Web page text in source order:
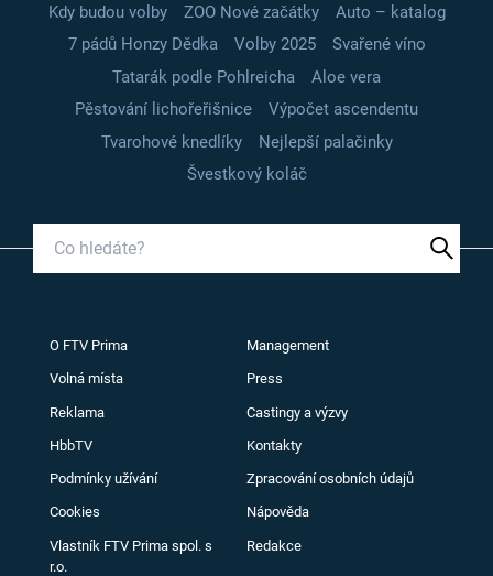
Kdy budou volby
ZOO Nové začátky
Auto – katalog
7 pádů Honzy Dědka
Volby 2025
Svařené víno
Tatarák podle Pohlreicha
Aloe vera
Pěstování lichořeřišnice
Výpočet ascendentu
Tvarohové knedlíky
Nejlepší palačinky
Švestkový koláč
O FTV Prima Management
Volná místa Press
Reklama Castingy a výzvy
HbbTV Kontakty
Podmínky užívání Zpracování osobních údajů
Cookies Nápověda
Vlastník FTV Prima spol. s
r.o.
Redakce